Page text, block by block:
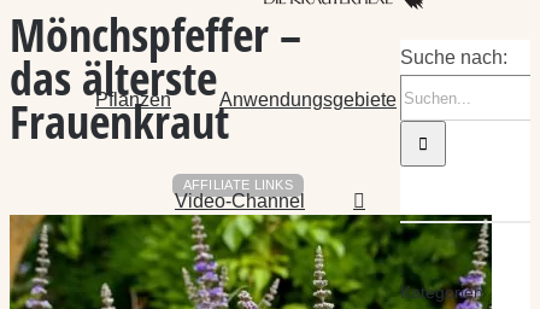
Pflanzen Anwendungsgebiete
Video-Channel
Mönchspfeffer –
das älterste
Frauenkraut
AFFILIATE LINKS
Suche nach:
Kategorien